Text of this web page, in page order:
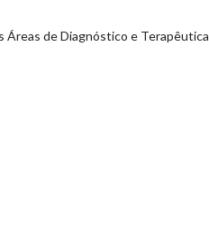
Áreas de Diagnóstico e Terapêutica